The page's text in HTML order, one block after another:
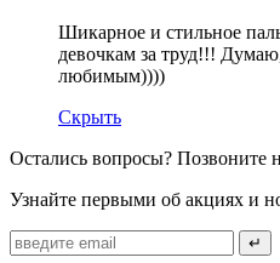
Шикарное и стильное
девочкам за труд!!!
любимым))))
Скрыть
Остались вопросы? Позвоните
Узнайте первыми об акциях и
↵